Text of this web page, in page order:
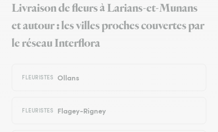
Livraison de fleurs à Larians-et-Munans
et autour : les villes proches couvertes par
le réseau Interflora
FLEURISTES Ollans
FLEURISTES Flagey-Rigney